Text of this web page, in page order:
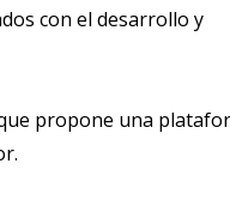
con el desarrollo y
propone una